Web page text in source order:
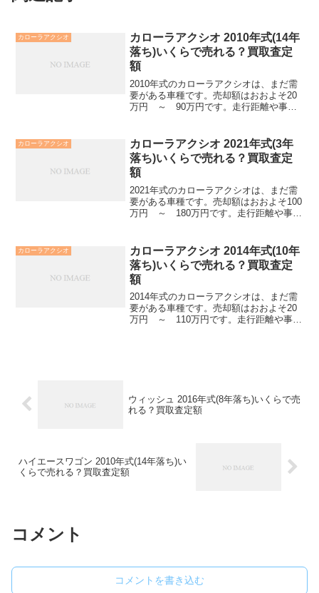
カローラアクシオ
カローラアクシオ 2010年式(14年
落ち)いくらで売れる？買取査定
額
2010年式のカローラアクシオは、まだ需
要がある車種です。売却額はおおよそ20
万円 ～ 90万円です。走行距離や事
かく高く売りたい場合、1社の査定額で決
めずに3社くらい...
カローラアクシオ
カローラアクシオ 2021年式(3年
落ち)いくらで売れる？買取査定
額
2021年式のカローラアクシオは、まだ需
要がある車種です。売却額はおおよそ100
万円 ～ 180万円です。走行距離や事
かく高く売りたい場合、1社の査定額で決
めずに3社く...
カローラアクシオ
カローラアクシオ 2014年式(10年
落ち)いくらで売れる？買取査定
額
2014年式のカローラアクシオは、まだ需
要がある車種です。売却額はおおよそ20
万円 ～ 110万円です。走行距離や事
ウィッシュ 2016年式(8年落ち)いくらで売
れる？買取査定額
ハイエースワゴン 2010年式(14年落ち)い
くらで売れる？買取査定額
コメント
コメントを書き込む